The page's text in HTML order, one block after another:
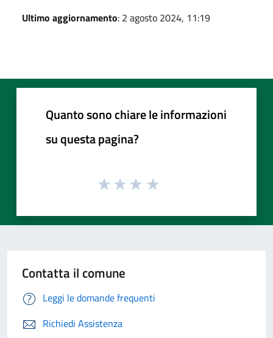
Ultimo aggiornamento: 2 agosto 2024, 11:19
Quanto sono chiare le informazioni
su questa pagina?
Contatta il comune
Leggi le domande frequenti
Richiedi Assistenza